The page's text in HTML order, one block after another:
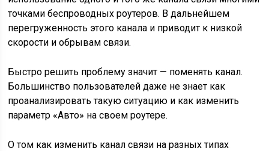
точками беспроводных роутеров. В дальнейшем
перегруженность этого канала и приводит к низкой
скорости и обрывам связи.
Быстро решить проблему значит — поменять канал.
Большинство пользователей даже не знает как
проанализировать такую ситуацию и как изменить
параметр «Авто» на своем роутере.
О том как изменить канал связи на разных типах